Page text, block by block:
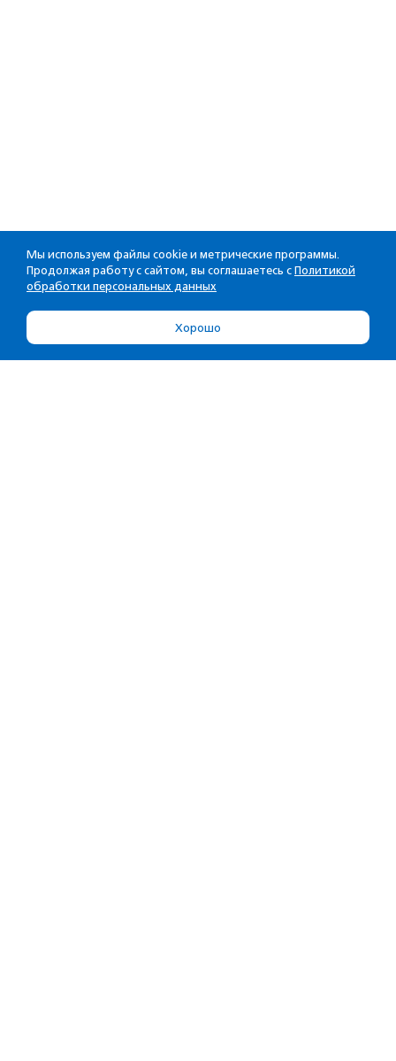
Мы используем файлы cookie и метрические программы.
Продолжая работу с сайтом, вы соглашаетесь с Политикой
обработки персональных данных
Хорошо